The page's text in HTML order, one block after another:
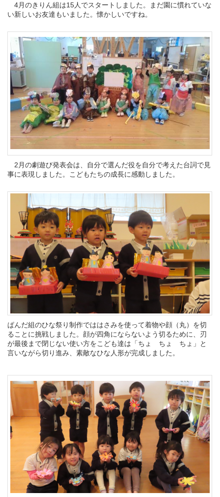
4月のきりん組は15人でスタートしました。まだ園に慣れていな
い新しいお友達もいました。懐かしいですね。
2月の劇遊び発表会は、自分で選んだ役を自分で考えた台詞で見
事に表現しました。こどもたちの成長に感動しました。
ぱんだ組のひな祭り制作でははさみを使って着物や顔（丸）を切
ることに挑戦しました。顔が四角にならないよう切るために、刃
が最後まで閉じない使い方をこども達は「ちょ ちょ ちょ」と
言いながら切り進み、素敵なひな人形が完成しました。